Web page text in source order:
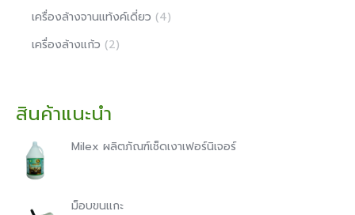
เครื่องล้างจานแท้งค์เดี่ยว (4)
เครื่องล้างแก้ว (2)
สินค้าแนะนำ
Milex ผลิตภัณฑ์เช็ดเงาเฟอร์นิเจอร์
ม็อบขนแกะ